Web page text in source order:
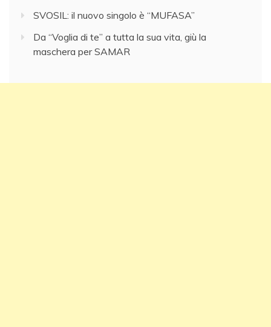
SVOSIL: il nuovo singolo è “MUFASA”
Da “Voglia di te” a tutta la sua vita, giù la
maschera per SAMAR